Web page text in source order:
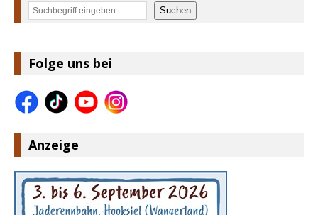
Suchen Suchen
Folge uns bei
Anzeige